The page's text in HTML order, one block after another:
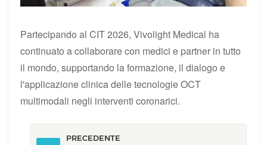
Partecipando al CIT 2026, Vivolight Medical ha
continuato a collaborare con medici e partner in tutto
il mondo, supportando la formazione, il dialogo e
l'applicazione clinica delle tecnologie OCT
multimodali negli interventi coronarici.
PRECEDENTE